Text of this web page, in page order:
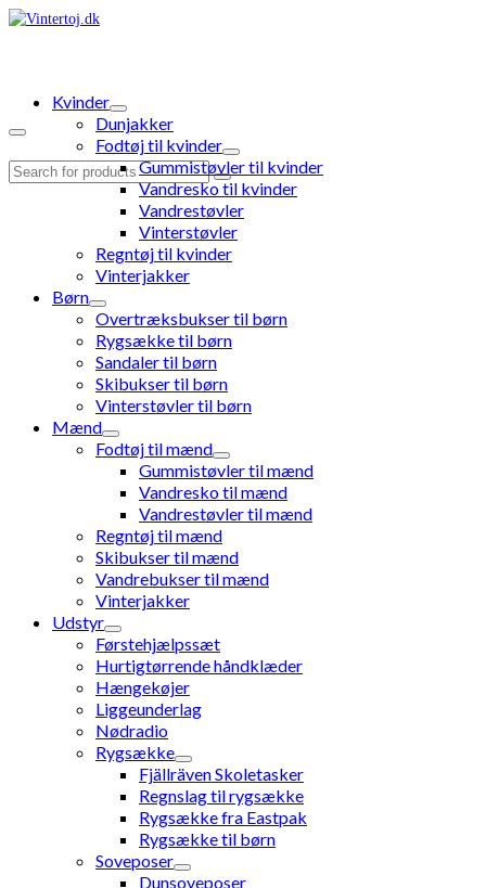
Search
Kvinder
Dunjakker
Fodtøj til kvinder
Gummistøvler til kvinder
Vandresko til kvinder
Vandrestøvler
Vinterstøvler
Regntøj til kvinder
Vinterjakker
Børn
Overtræksbukser til børn
Rygsække til børn
Sandaler til børn
Skibukser til børn
Vinterstøvler til børn
Mænd
Fodtøj til mænd
Gummistøvler til mænd
Vandresko til mænd
Vandrestøvler til mænd
Regntøj til mænd
Skibukser til mænd
Vandrebukser til mænd
Vinterjakker
Udstyr
Førstehjælpssæt
Hurtigtørrende håndklæder
Hængekøjer
Liggeunderlag
Nødradio
Rygsække
Fjällräven Skoletasker
Regnslag til rygsække
Rygsække fra Eastpak
Rygsække til børn
Soveposer
Dunsoveposer